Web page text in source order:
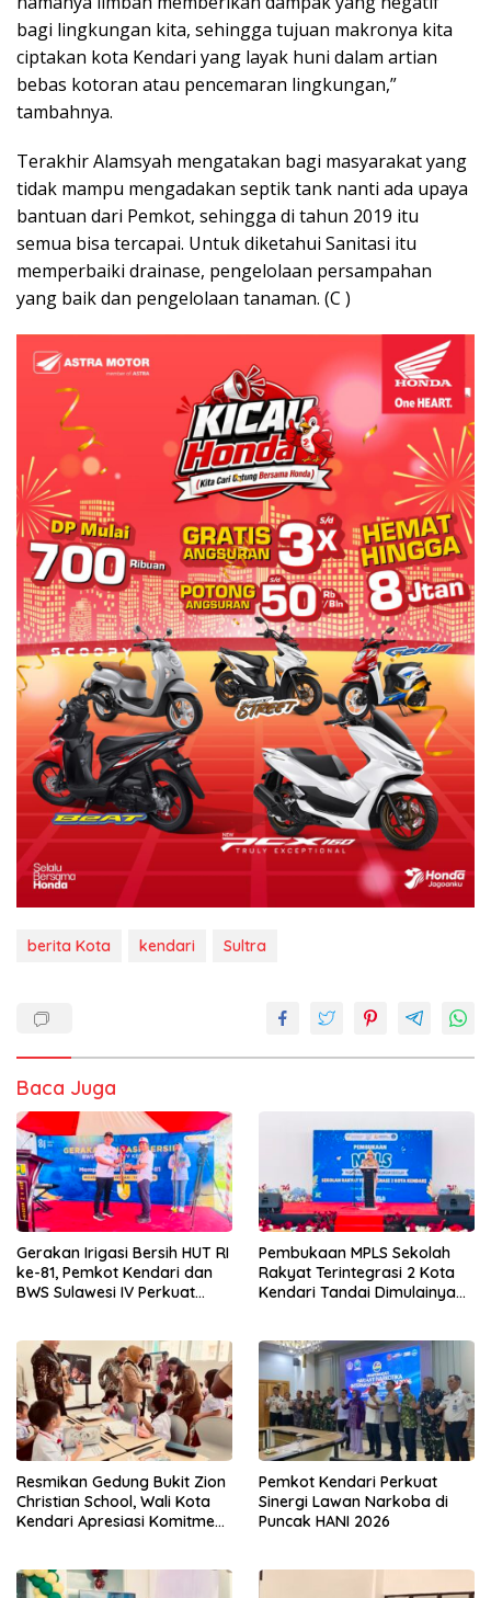
bagi lingkungan kita, sehingga tujuan makronya kita
ciptakan kota Kendari yang layak huni dalam artian
bebas kotoran atau pencemaran lingkungan,”
tambahnya.
Terakhir Alamsyah mengatakan bagi masyarakat yang
tidak mampu mengadakan septik tank nanti ada upaya
bantuan dari Pemkot, sehingga di tahun 2019 itu
semua bisa tercapai. Untuk diketahui Sanitasi itu
memperbaiki drainase, pengelolaan persampahan
yang baik dan pengelolaan tanaman. (C )
berita Kota kendari Sultra
Baca Juga
Gerakan Irigasi Bersih HUT RI
ke-81, Pemkot Kendari dan
BWS Sulawesi IV Perkuat
Pembukaan MPLS Sekolah
Rakyat Terintegrasi 2 Kota
Kendari Tandai Dimulainya
Resmikan Gedung Bukit Zion
Christian School, Wali Kota
Kendari Apresiasi Komitmen
Pemkot Kendari Perkuat
Sinergi Lawan Narkoba di
Puncak HANI 2026